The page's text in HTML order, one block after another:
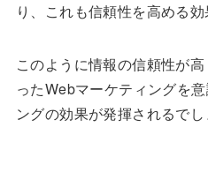
り、これも信頼性を高める効
このように情報の信頼性が
ったWebマーケティングを
ングの効果が発揮されるでし